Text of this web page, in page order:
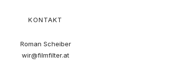
KONTAKT
Roman Scheiber
wir@filmfilter.at